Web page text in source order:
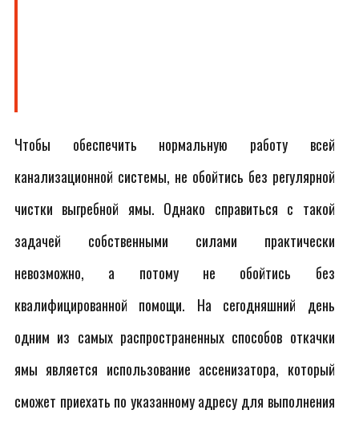
Чтобы обеспечить нормальную работу всей
канализационной системы, не обойтись без регулярной
чистки выгребной ямы. Однако справиться с такой
задачей собственными силами практически
невозможно, а потому не обойтись без
квалифицированной помощи. На сегодняшний день
одним из самых распространенных способов откачки
ямы является использование ассенизатора, который
сможет приехать по указанному адресу для выполнения